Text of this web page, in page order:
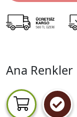
Ana Renkler